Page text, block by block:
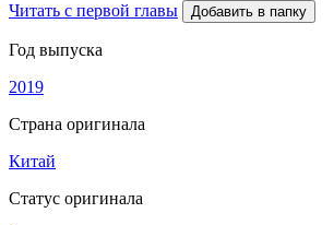
Читать с первой главы Добавить в папку
Год выпуска
2019
Страна оригинала
Китай
Статус оригинала